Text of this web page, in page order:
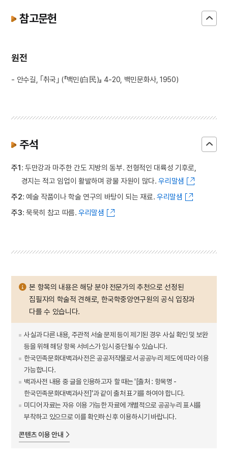
참고문헌
원전
- 안수길, ｢취국｣ (『백민(白民)』 4-20, 백민문화사, 1950)
주석
주1: 두만강과 마주한 간도 지방의 동부. 전형적인 대륙성 기후로,
경지는 적고 임업이 활발하며 광물 자원이 많다.우리말샘
주2: 예술 작품이나 학술 연구의 바탕이 되는 재료. 우리말샘
주3: 묵묵히 참고 따름.우리말샘
본 항목의 내용은 해당 분야 전문가의 추천으로 선정된
집필자의 학술적 견해로, 한국학중앙연구원의 공식 입장과
다를 수 있습니다.
사실과 다른 내용, 주관적 서술 문제 등이 제기된 경우 사실 확인 및 보완
등을 위해 해당 항목 서비스가 임시 중단될 수 있습니다.
한국민족문화대백과사전은 공공저작물로서 공공누리 제도에 따라 이용
가능합니다.
백과사전 내용 중 글을 인용하고자 할 때는 '[출처 : 항목명 -
한국민족문화대백과사전]'과 같이 출처 표기를 하여야 합니다.
미디어 자료는 자유 이용 가능한 자료에 개별적으로 공공누리 표시를
부착하고 있으므로 이를 확인하신 후 이용하시기 바랍니다.
콘텐츠 이용 안내